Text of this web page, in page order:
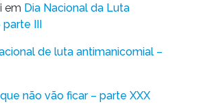
em Dia Nacional da Luta
parte III
de luta antimanicomial –
não vão ficar – parte XXX